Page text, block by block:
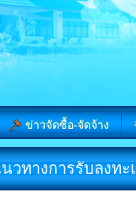
ข่าวจัดซื้อ-จัดจ้าง
วทางการรับลงท